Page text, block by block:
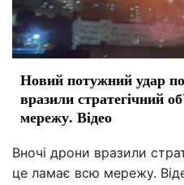
Новий потужний удар по
вразили стратегічний
мережу. Відео
Вночі дрони вразили
це ламає всю мережу.